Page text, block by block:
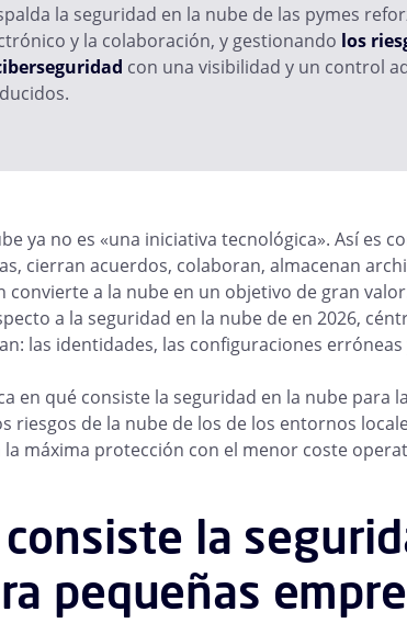
la seguridad en la nube de las pymes
y la colaboración, y gestionando los
con una visibilidad y un control
ya no es «una iniciativa tecnológica». Así es
cierran acuerdos, colaboran, almacenan
convierte a la nube en un objetivo de gran
a la seguridad en la nube de en 2026,
las identidades, las configuraciones erróneas
en qué consiste la seguridad en la nube para
riesgos de la nube de los de los entornos
máxima protección con el menor coste
consiste la
pequeñas